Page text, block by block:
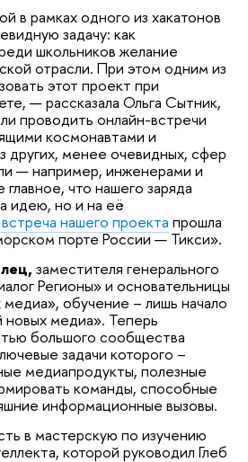
в рамках одного из хакатонов
задачу: как
школьников желание
отрасли. При этом одним из
этот проект при
— рассказала Ольга Сытник,
проводить онлайн-встречи
космонавтами и
других, менее очевидных, сфер
— например, инженерами и
что нашего заряда
идею, но и на её
нашего проекта прошла
порте России — Тикси».
заместителя генерального
Регионы» и основательницы
обучение – лишь начало
медиа». Теперь
большого сообщества
задачи которого –
медиапродукты, полезные
команды, способные
информационные вызовы.
в мастерскую по изучению
которой руководил Глеб